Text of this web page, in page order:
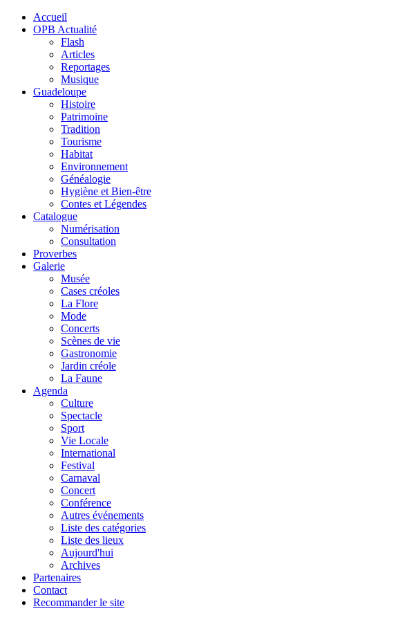
Accueil
OPB Actualité
Flash
Articles
Reportages
Musique
Guadeloupe
Histoire
Patrimoine
Tradition
Tourisme
Habitat
Environnement
Généalogie
Hygiène et Bien-être
Contes et Légendes
Catalogue
Numérisation
Consultation
Proverbes
Galerie
Musée
Cases créoles
La Flore
Mode
Concerts
Scènes de vie
Gastronomie
Jardin créole
La Faune
Agenda
Culture
Spectacle
Sport
Vie Locale
International
Festival
Carnaval
Concert
Conférence
Autres événements
Liste des catégories
Liste des lieux
Aujourd'hui
Archives
Partenaires
Contact
Recommander le site